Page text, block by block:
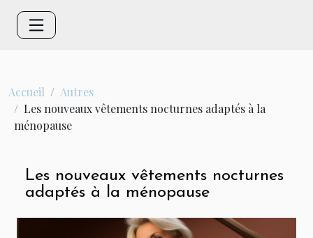
Accueil
Autres
Les nouveaux vêtements nocturnes adaptés à la
ménopause
Les nouveaux vêtements nocturnes
adaptés à la ménopause